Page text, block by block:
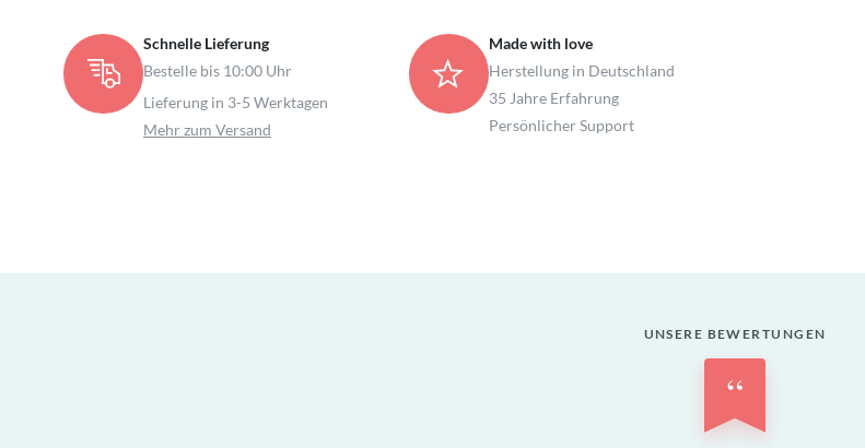
Schnelle Lieferung
Bestelle bis 10:00 Uhr
Lieferung in 3-5 Werktagen
Mehr zum Versand
Made with love
Herstellung in Deutschland
35 Jahre Erfahrung
Persönlicher Support
UNSERE BEWERTUNGEN
“